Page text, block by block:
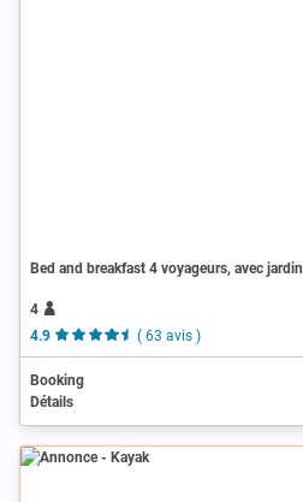
Bed and breakfast 4 voyageurs, avec jardin
4
4.9
( 63 avis )
Booking
Détails
Annonce